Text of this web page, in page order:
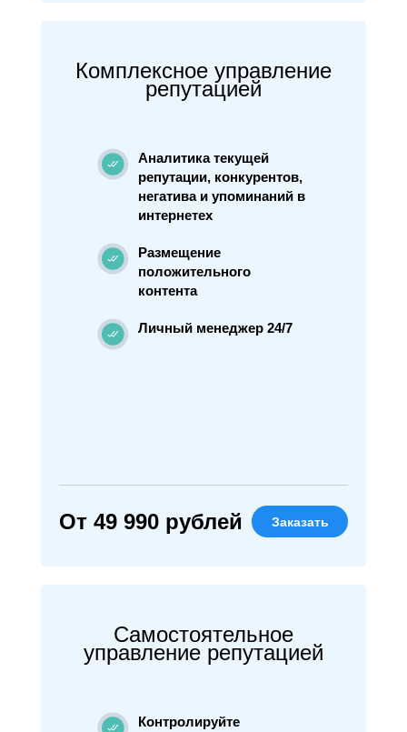
Комплексное управление
репутацией
Аналитика текущей
репутации, конкурентов,
негатива и упоминаний в
интернетех
Размещение
положительного
контента
Личный менеджер 24/7
От 49 990 рублей Заказать
Самостоятельное
управление репутацией
Контролируйте